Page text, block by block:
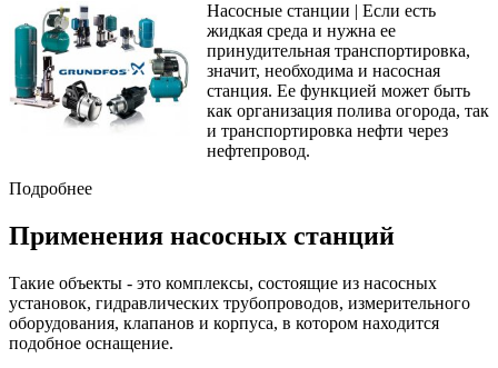
Насосные станции | Если есть
жидкая среда и нужна ее
принудительная транспортировка,
значит, необходима и насосная
станция. Ее функцией может быть
как организация полива огорода, так
и транспортировка нефти через
нефтепровод.
Подробнее
Применения насосных станций
Такие объекты - это комплексы, состоящие из насосных
установок, гидравлических трубопроводов, измерительного
оборудования, клапанов и корпуса, в котором находится
подобное оснащение.